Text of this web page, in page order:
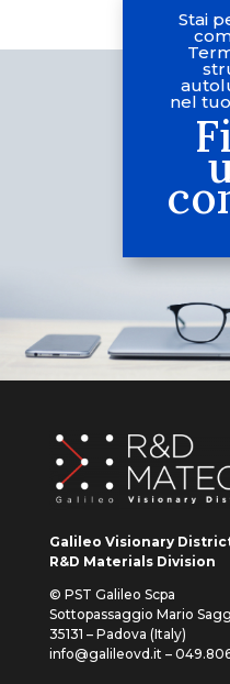
Stai
nel
Galileo Visionary
R&D Materials Division
© PST Galileo Scpa
Sottopassaggio Mario
35131 – Padova (Italy)
info@galileovd.it –